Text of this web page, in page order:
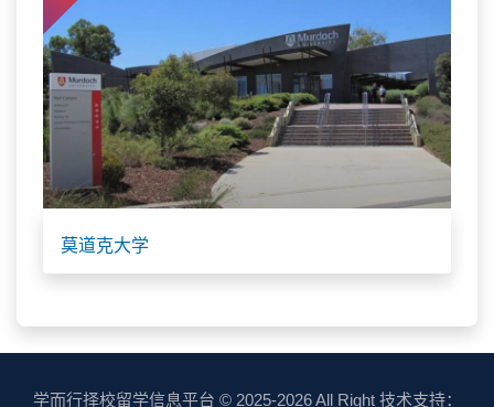
莫道克大学
学而行择校留学信息平台 © 2025-2026 All Right 技术支持：